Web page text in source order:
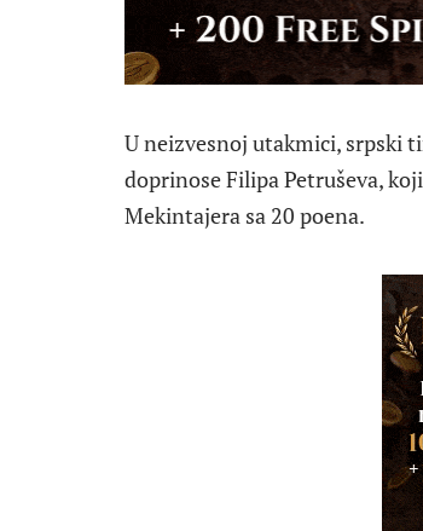
U neizvesnoj utakmici, srpski
doprinose Filipa Petruševa,
Mekintajera sa 20 poena.